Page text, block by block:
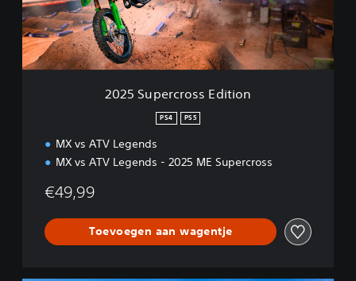
e
r
c
r
o
2025 Supercross Edition
PS4 PS5
MX vs ATV Legends
MX vs ATV Legends - 2025 ME Supercross
€49,99
Toevoegen aan wagentje